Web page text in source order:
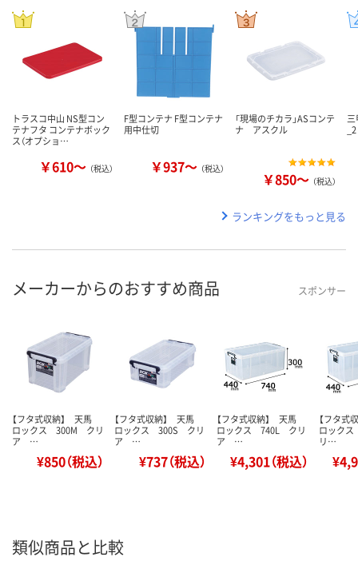
トラスコ中山 NS型コン
テナフタ コンテナボック
ス（オプショ…
￥610～ （税込）
F型コンテナ F型コンテナ
用中仕切
￥937～ （税込）
「現場のチカラ」ASコンテ
ナ アスクル
￥850～ （税込）
_2
ランキングをもっと見る
メーカーからのおすすめ商品 スポンサー
【フタ式収納】 天馬
ロックス 300M クリ
ア …
¥850（税込）
【フタ式収納】 天馬
ロックス 300S クリ
ア …
¥737（税込）
【フタ式収納】 天馬
ロックス 740L クリ
ア …
¥4,301（税込）
【フタ
ロック
リ…
類似商品と比較